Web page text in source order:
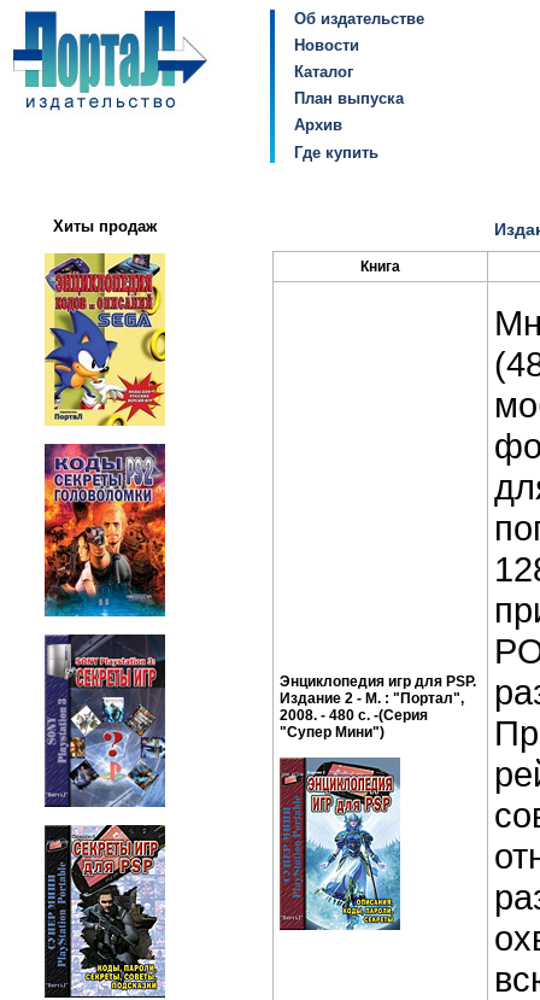
Об издательстве
Новости
Каталог
План выпуска
Архив
Где купить
Хиты продаж
Книга
Энциклопедия игр для PSP.
Издание 2 - М. : "Портал",
2008. - 480 с. -(Серия
"Супер Мини")